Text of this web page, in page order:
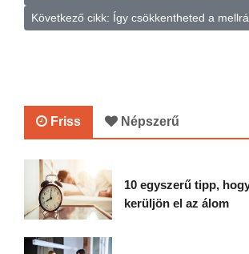
Következő cikk: Így csökkentheted a
Friss Népszerű
10 egyszerű tipp,
kerüljön el az álom